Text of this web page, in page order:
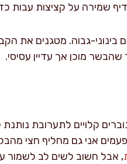
שמירה על קציצות עבות
קלויים לתערובת
אני גם מחליף חצי
, אבל חשוב לשים לב לשמור